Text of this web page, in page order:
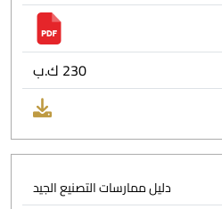
230 ك.ب
دليل ممارسات التصنيع الجيد